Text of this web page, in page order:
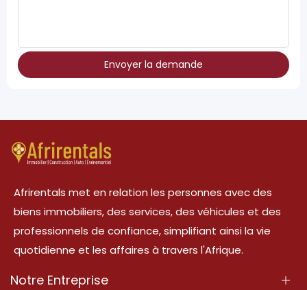
Envoyer la demande
Afrirentals met en relation les personnes avec des
biens immobiliers, des services, des véhicules et des
professionnels de confiance, simplifiant ainsi la vie
quotidienne et les affaires à travers l'Afrique.
Notre Entreprise